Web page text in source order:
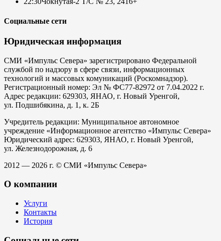
Социальные сети
Юридическая информация
СМИ «Импульс Севера» зарегистрировано Федеральной
службой по надзору в сфере связи, информационных
технологий и массовых комуникаций (Роскомнадзор).
Регистрационный номер: Эл № ФС77-82972 от 7.04.2022 г.
Адрес редакции: 629303, ЯНАО, г. Новый Уренгой,
ул. Подшибякина, д. 1, к. 2Б
Учредитель редакции: Муниципальное автономное
учреждение «Информационное агентство «Импульс Севера»
Юридический адрес: 629303, ЯНАО, г. Новый Уренгой,
ул. Железнодорожная, д. 6
2012 — 2026 г. © СМИ «Импульс Севера»
О компании
Услуги
Контакты
История